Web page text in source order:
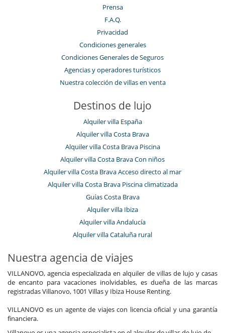
Prensa
F.A.Q.
Privacidad
Condiciones generales
Condiciones Generales de Seguros
Agencias y operadores turísticos
Nuestra colección de villas en venta
Destinos de lujo
Alquiler villa España
Alquiler villa Costa Brava
Alquiler villa Costa Brava Piscina
Alquiler villa Costa Brava Con niños
Alquiler villa Costa Brava Acceso directo al mar
Alquiler villa Costa Brava Piscina climatizada
Guías Costa Brava
Alquiler villa Ibiza
Alquiler villa Andalucía
Alquiler villa Cataluña rural
Nuestra agencia de viajes
VILLANOVO, agencia especializada en alquiler de villas de lujo y casas
de encanto para vacaciones inolvidables, es dueña de las marcas
registradas Villanovo, 1001 Villas y Ibiza House Renting.
VILLANOVO es un agente de viajes con licencia oficial y una garantía
financiera.